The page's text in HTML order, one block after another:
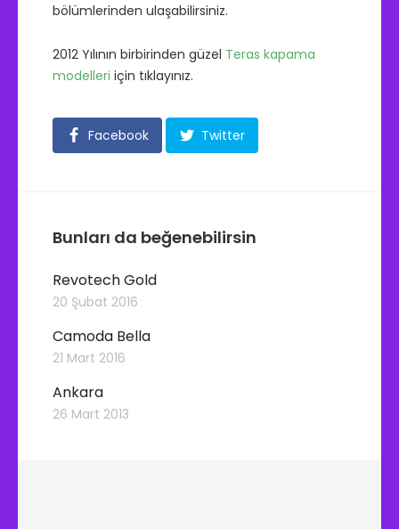
bölümlerinden ulaşabilirsiniz.
2012 Yılının birbirinden güzel Teras kapama
modelleri için tıklayınız.
Facebook Twitter
Bunları da beğenebilirsin
Revotech Gold
20 Şubat 2016
Camoda Bella
21 Mart 2016
Ankara
26 Mart 2013